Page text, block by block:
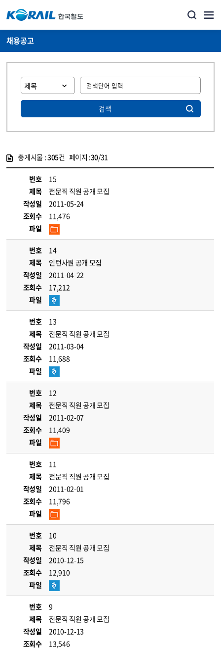
채용공고
검색
총게시물 :305건 페이지 :30/31
번호
15
제목
전문직 직원 공개 모집
작성일
2011-05-24
조회수
11,476
파일
번호
14
제목
인턴사원 공개 모집
작성일
2011-04-22
조회수
17,212
파일
번호
13
제목
전문직 직원 공개 모집
작성일
2011-03-04
조회수
11,688
파일
번호
12
제목
전문직 직원 공개 모집
작성일
2011-02-07
조회수
11,409
파일
번호
11
제목
전문직 직원 공개 모집
작성일
2011-02-01
조회수
11,796
파일
번호
10
제목
전문직 직원 공개 모집
작성일
2010-12-15
조회수
12,910
파일
번호
9
제목
전문직 직원 공개 모집
작성일
2010-12-13
조회수
13,546